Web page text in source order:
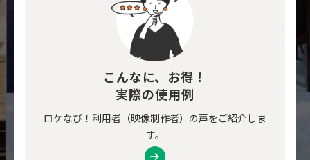
こんなに、お得！
実際の使用例
ロケなび！利用者（映像制作者）の声をご紹介しま
す。